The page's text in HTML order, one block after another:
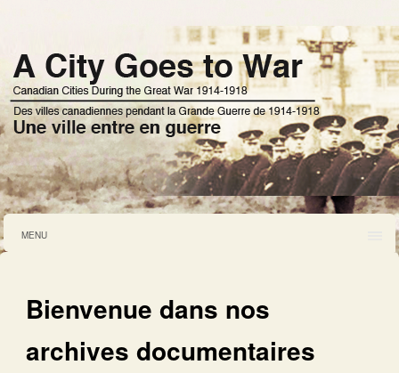
MENU
Bienvenue dans nos
archives documentaires